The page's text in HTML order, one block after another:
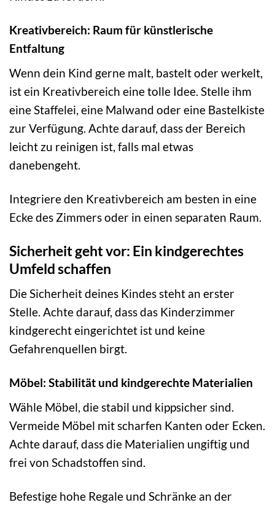
Kreativbereich: Raum für künstlerische
Entfaltung
Wenn dein Kind gerne malt, bastelt oder werkelt,
ist ein Kreativbereich eine tolle Idee. Stelle ihm
eine Staffelei, eine Malwand oder eine Bastelkiste
zur Verfügung. Achte darauf, dass der Bereich
leicht zu reinigen ist, falls mal etwas
danebengeht.
Integriere den Kreativbereich am besten in eine
Ecke des Zimmers oder in einen separaten Raum.
Sicherheit geht vor: Ein kindgerechtes
Umfeld schaffen
Die Sicherheit deines Kindes steht an erster
Stelle. Achte darauf, dass das Kinderzimmer
kindgerecht eingerichtet ist und keine
Gefahrenquellen birgt.
Möbel: Stabilität und kindgerechte Materialien
Wähle Möbel, die stabil und kippsicher sind.
Vermeide Möbel mit scharfen Kanten oder Ecken.
Achte darauf, dass die Materialien ungiftig und
frei von Schadstoffen sind.
Befestige hohe Regale und Schränke an der